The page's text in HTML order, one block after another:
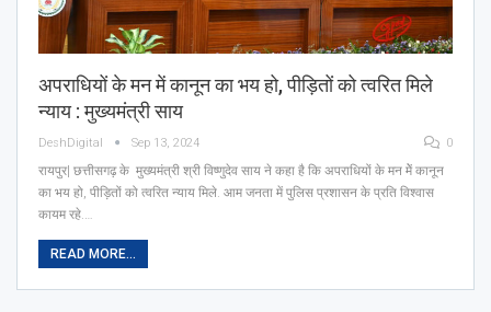
अपराधियों के मन में कानून का भय हो, पीड़ितों को त्वरित मिले
न्याय : मुख्यमंत्री साय
DeshDigital Sep 13, 2024 0
रायपुर| छत्तीसगढ़ के मुख्यमंत्री श्री विष्णुदेव साय ने कहा है कि अपराधियों के मन मेें कानून
का भय हो, पीड़ितों को त्वरित न्याय मिले. आम जनता में पुलिस प्रशासन के प्रति विश्वास
कायम रहे.…
READ MORE...